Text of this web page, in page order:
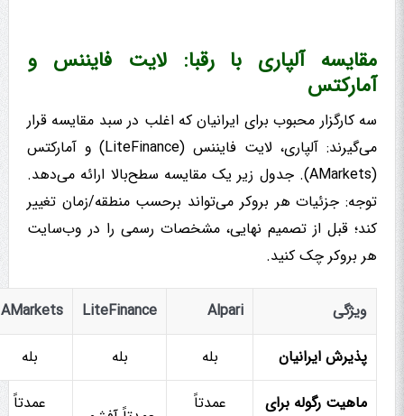
مقایسه آلپاری با رقبا: لایت فایننس و
آمارکتس
سه کارگزار محبوب برای ایرانیان که اغلب در سبد مقایسه قرار
می‌گیرند: آلپاری، لایت فایننس (LiteFinance) و آمارکتس
(AMarkets). جدول زیر یک مقایسه سطح‌بالا ارائه می‌دهد.
توجه: جزئیات هر بروکر می‌تواند برحسب منطقه/زمان تغییر
کند؛ قبل از تصمیم نهایی، مشخصات رسمی را در وب‌سایت
هر بروکر چک کنید.
ویژگی Alpari
LiteFinance
AMarkets
پذیرش ایرانیان بله بله بله
ماهیت رگوله برای
عمدتاً
عمدتاً